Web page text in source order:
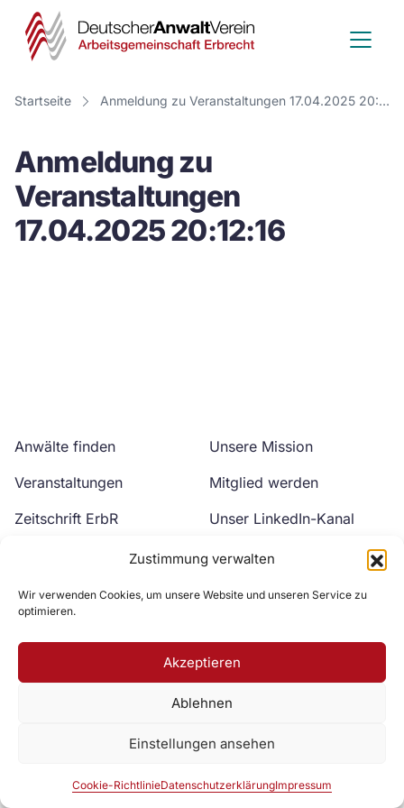
Zustimmung verwalten
Wir verwenden Cookies, um unsere Website und unseren Service zu
optimieren.
Akzeptieren
Ablehnen
Einstellungen ansehen
Cookie-RichtlinieDatenschutzerklärungImpressum
Deutscher
Anwalt
Verein
Startseite Anmeldung zu Veranstaltungen 17.04.2025 20:12:16
Anmeldung zu
Veranstaltungen
17.04.2025 20:12:16
Anwälte finden
Veranstaltungen
Zeitschrift ErbR
Unsere Mission
Mitglied werden
Unser LinkedIn-Kanal
Unser YouTube-Kanal
Zur DAV Webseite